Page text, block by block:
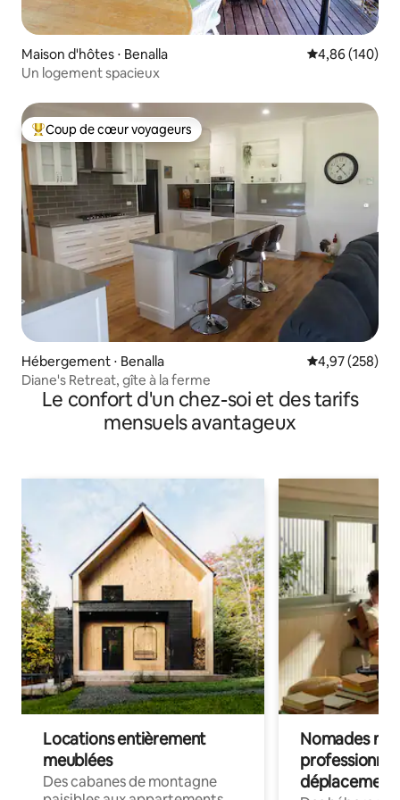
Maison d'hôtes ⋅ Benalla Évaluation
4,86 (140)
Un logement spacieux
Coups de cœur voyageurs les plus appréciés
Coup de cœur voyageurs
Hébergement ⋅ Benalla Évaluation
4,97 (258)
Diane's Retreat, gîte à la ferme
Le confort d'un chez-soi et des tarifs
mensuels avantageux
Locations entièrement
meublées
Des cabanes de montagne
Nomades
déplacement